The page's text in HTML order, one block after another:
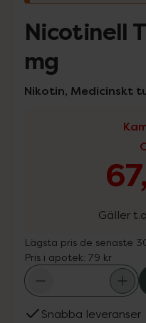
Nicotinell
mg
Nikotin, Medicinskt
Gäller
Lägsta pris de senaste
Pris i apotek: 79 kr
Snabba leveranser